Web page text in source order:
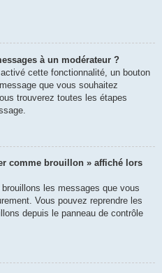
à un modérateur ?
cette fonctionnalité, un bouton
que vous souhaitez
trouverez toutes les étapes
comme brouillon » affiché lors
brouillons les messages que vous
Vous pouvez reprendre les
depuis le panneau de contrôle